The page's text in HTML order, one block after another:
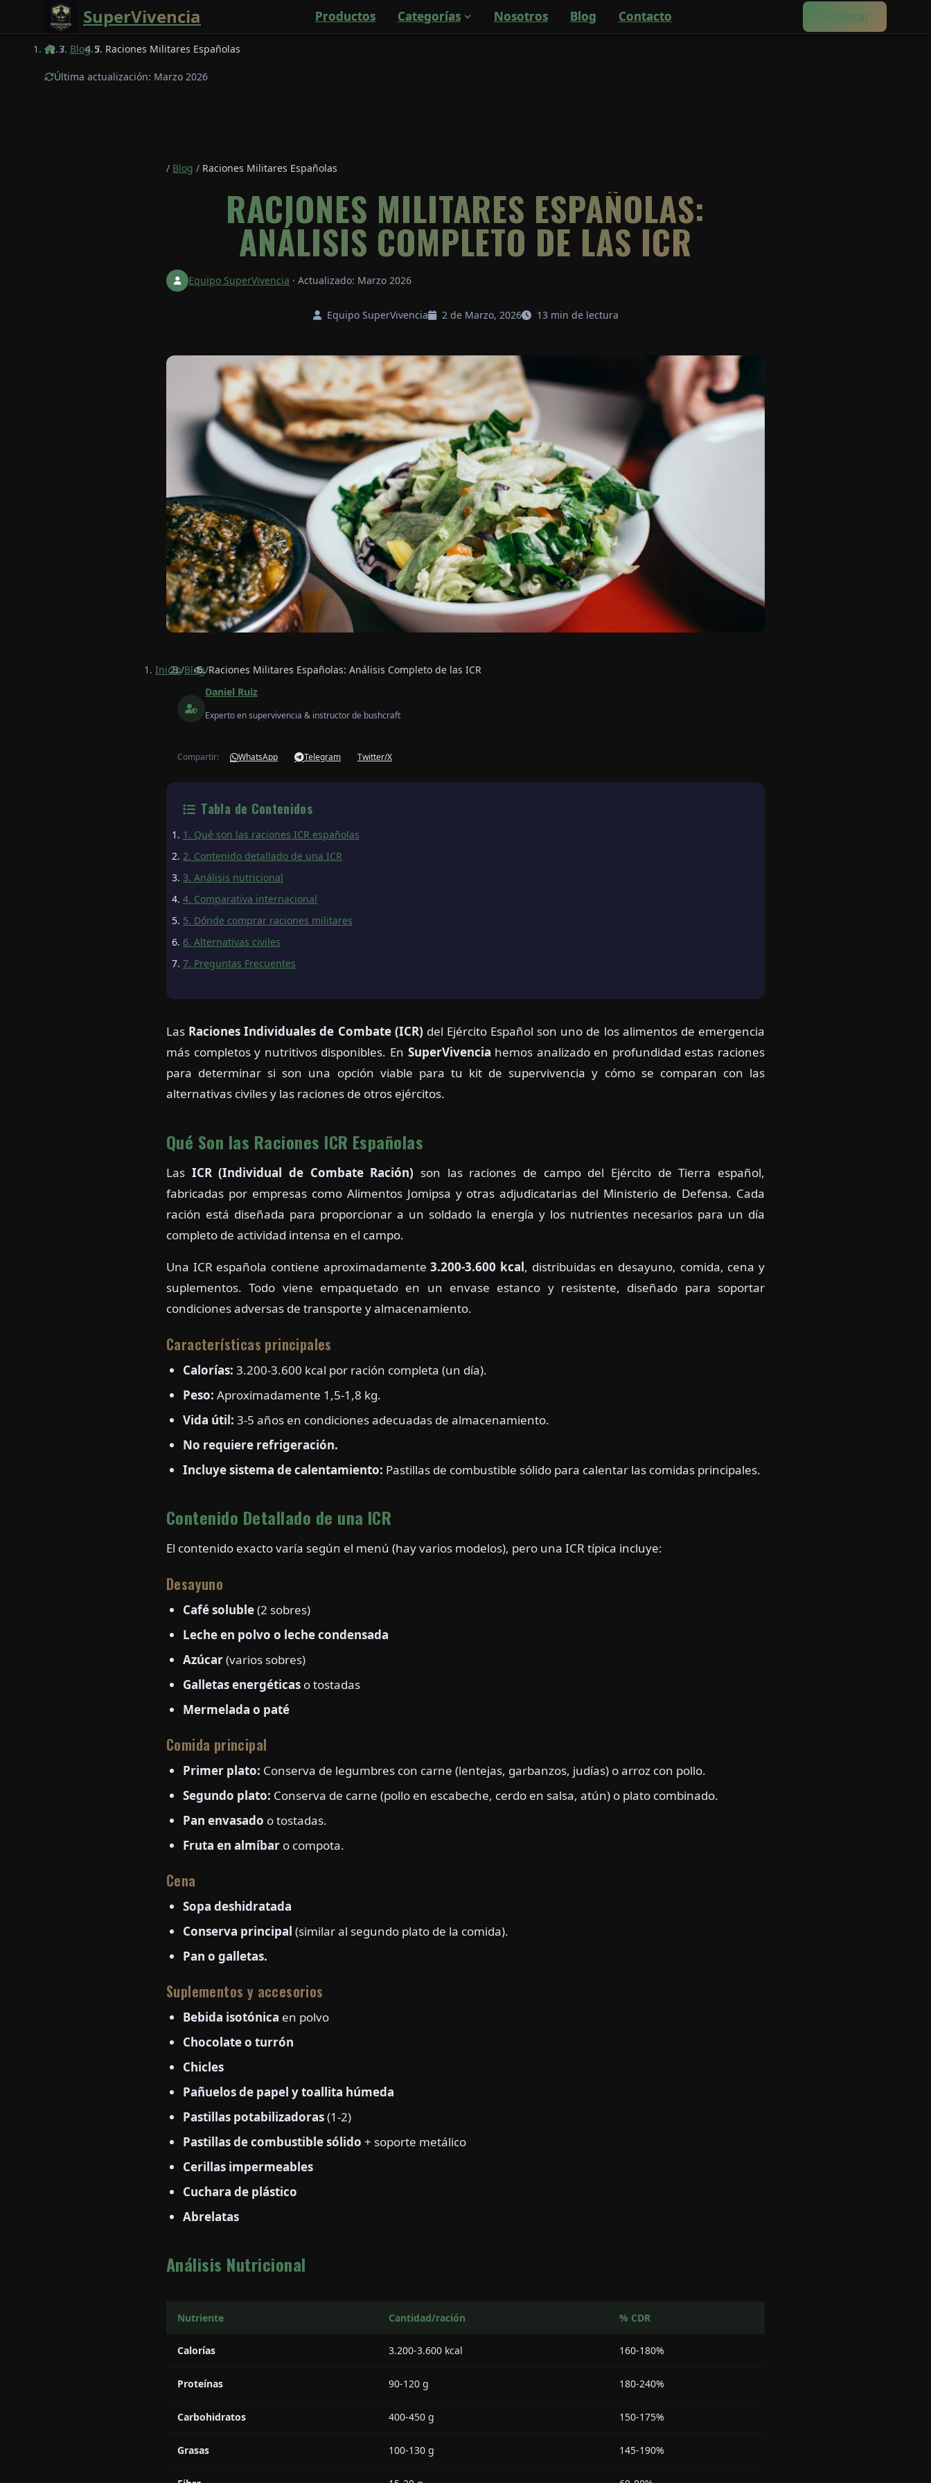
Saltar al contenido principal
SuperVivencia Productos Categorías Nosotros Blog Contacto Explorar
/ Blog / Raciones Militares Españolas
Última actualización: Marzo 2026
/ Blog / Raciones Militares Españolas
RACIONES MILITARES ESPAÑOLAS:
ANÁLISIS COMPLETO DE LAS ICR
Equipo SuperVivencia · Actualizado: Marzo 2026
Equipo SuperVivencia 2 de Marzo, 2026 13 min de lectura
Inicio/Blog/Raciones Militares Españolas: Análisis Completo de las ICR
Daniel Ruiz
Experto en supervivencia & instructor de bushcraft
Compartir: WhatsApp Telegram Twitter/X
Tabla de Contenidos
1. Qué son las raciones ICR españolas
2. Contenido detallado de una ICR
3. Análisis nutricional
4. Comparativa internacional
5. Dónde comprar raciones militares
6. Alternativas civiles
7. Preguntas Frecuentes
Las Raciones Individuales de Combate (ICR) del Ejército Español son uno de los alimentos de emergencia
más completos y nutritivos disponibles. En SuperVivencia hemos analizado en profundidad estas raciones
para determinar si son una opción viable para tu kit de supervivencia y cómo se comparan con las
alternativas civiles y las raciones de otros ejércitos.
Qué Son las Raciones ICR Españolas
Las ICR (Individual de Combate Ración) son las raciones de campo del Ejército de Tierra español,
fabricadas por empresas como Alimentos Jomipsa y otras adjudicatarias del Ministerio de Defensa. Cada
ración está diseñada para proporcionar a un soldado la energía y los nutrientes necesarios para un día
completo de actividad intensa en el campo.
Una ICR española contiene aproximadamente3.200-3.600 kcal, distribuidas en desayuno, comida, cena y
suplementos. Todo viene empaquetado en un envase estanco y resistente, diseñado para soportar
condiciones adversas de transporte y almacenamiento.
Características principales
Calorías: 3.200-3.600 kcal por ración completa (un día).
Peso: Aproximadamente 1,5-1,8 kg.
Vida útil: 3-5 años en condiciones adecuadas de almacenamiento.
No requiere refrigeración.
Incluye sistema de calentamiento: Pastillas de combustible sólido para calentar las comidas principales.
Contenido Detallado de una ICR
El contenido exacto varía según el menú (hay varios modelos), pero una ICR típica incluye:
Desayuno
Café soluble(2 sobres)
Leche en polvo o leche condensada
Azúcar(varios sobres)
Galletas energéticas o tostadas
Mermelada o paté
Comida principal
Primer plato: Conserva de legumbres con carne (lentejas, garbanzos, judías) o arroz con pollo.
Segundo plato: Conserva de carne (pollo en escabeche, cerdo en salsa, atún) o plato combinado.
Pan envasado o tostadas.
Fruta en almíbar o compota.
Cena
Sopa deshidratada
Conserva principal (similar al segundo plato de la comida).
Pan o galletas.
Suplementos y accesorios
Bebida isotónica en polvo
Chocolate o turrón
Chicles
Pañuelos de papel y toallita húmeda
Pastillas potabilizadoras(1-2)
Pastillas de combustible sólido + soporte metálico
Cerillas impermeables
Cuchara de plástico
Abrelatas
Análisis Nutricional
Nutriente Cantidad/ración % CDR
Calorías 3.200-3.600 kcal 160-180%
Proteínas 90-120 g 180-240%
Carbohidratos 400-450 g 150-175%
Grasas 100-130 g 145-190%